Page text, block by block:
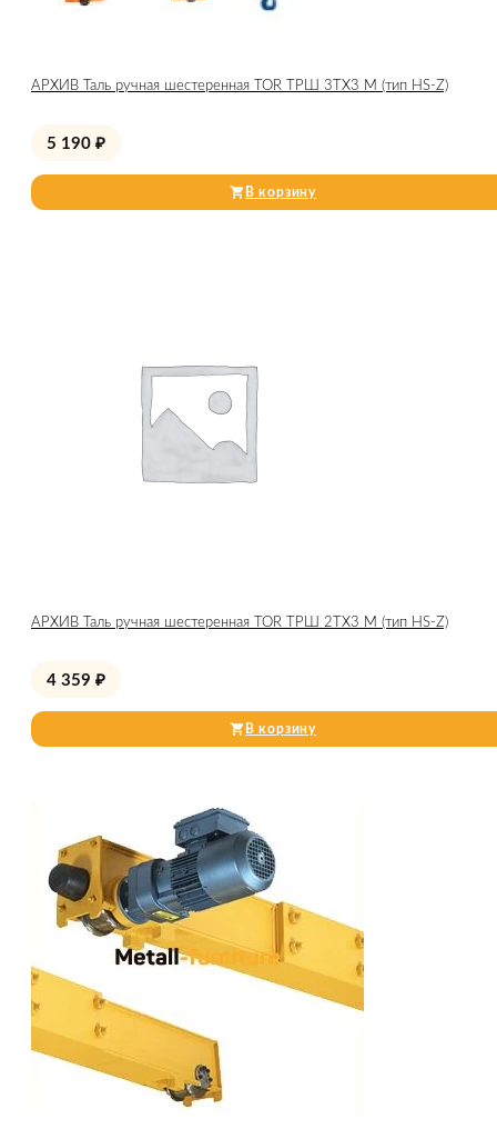
АРХИВ Таль ручная шестеренная TOR ТРШ 3ТХ3 М (тип HS-Z)
5 190 ₽
В корзину
АРХИВ Таль ручная шестеренная TOR ТРШ 2ТХ3 М (тип HS-Z)
4 359 ₽
В корзину